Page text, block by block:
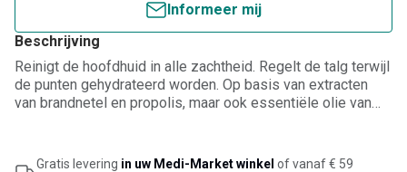
Informeer mij
Beschrijving
Reinigt de hoofdhuid in alle zachtheid. Regelt de talg terwijl
de punten gehydrateerd worden. Op basis van extracten
van brandnetel en propolis, maar ook essentiële olie van
Gratis levering in uw Medi-Market winkel of vanaf € 59